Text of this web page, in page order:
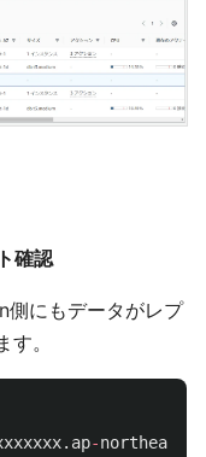
確認
側にもデータがレプ
。
. ap-northeast